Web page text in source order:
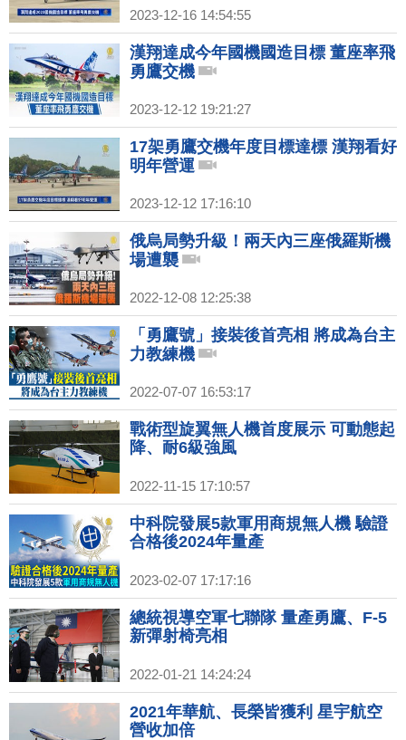
2023-12-16 14:54:55
漢翔達成今年國機國造目標 董座率飛
勇鷹交機
2023-12-12 19:21:27
17架勇鷹交機年度目標達標 漢翔看好
明年營運
2023-12-12 17:16:10
俄烏局勢升級！兩天內三座俄羅斯機
場遭襲
2022-12-08 12:25:38
「勇鷹號」接裝後首亮相 將成為台主
力教練機
2022-07-07 16:53:17
戰術型旋翼無人機首度展示 可動態起
降、耐6級強風
2022-11-15 17:10:57
中科院發展5款軍用商規無人機 驗證
合格後2024年量產
2023-02-07 17:17:16
總統視導空軍七聯隊 量產勇鷹、F-5
新彈射椅亮相
2022-01-21 14:24:24
2021年華航、長榮皆獲利 星宇航空
營收加倍